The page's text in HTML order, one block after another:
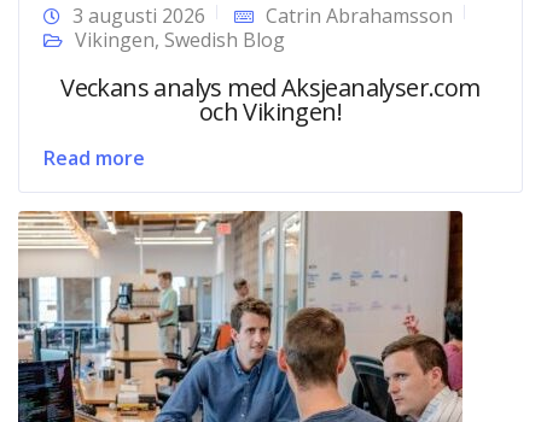
3 augusti 2026
Catrin Abrahamsson
Vikingen, Swedish Blog
Veckans analys med Aksjeanalyser.com
och Vikingen!
Read more